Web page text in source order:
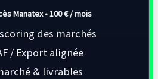
Manatex •100 € / mois
des marchés
/ Export alignée
& livrables